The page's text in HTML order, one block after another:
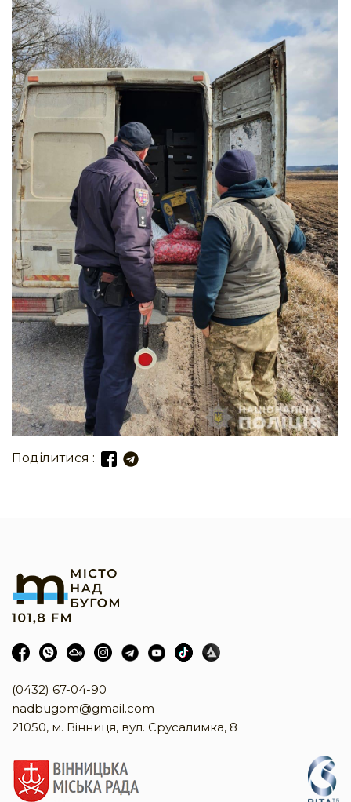
Поділитися :
(0432) 67-04-90
nadbugom@gmail.com
21050, м. Вінниця, вул. Єрусалимка, 8